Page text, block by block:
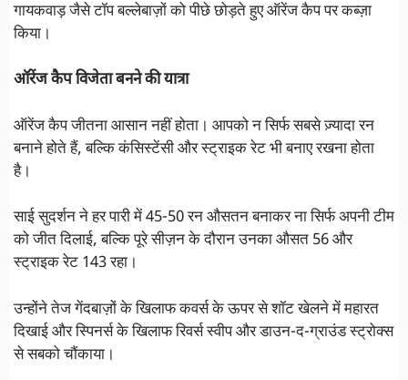
गायकवाड़ जैसे टॉप बल्लेबाज़ों को पीछे छोड़ते हुए ऑरेंज कैप पर कब्ज़ा
किया।
ऑरेंज कैप विजेता बनने की यात्रा
ऑरेंज कैप जीतना आसान नहीं होता। आपको न सिर्फ सबसे ज़्यादा रन
बनाने होते हैं, बल्कि कंसिस्टेंसी और स्ट्राइक रेट भी बनाए रखना होता
है।
साई सुदर्शन ने हर पारी में 45-50 रन औसतन बनाकर ना सिर्फ अपनी टीम
को जीत दिलाई, बल्कि पूरे सीज़न के दौरान उनका औसत 56 और
स्ट्राइक रेट 143 रहा।
उन्होंने तेज गेंदबाज़ों के खिलाफ कवर्स के ऊपर से शॉट खेलने में महारत
दिखाई और स्पिनर्स के खिलाफ रिवर्स स्वीप और डाउन-द-ग्राउंड स्ट्रोक्स
से सबको चौंकाया।